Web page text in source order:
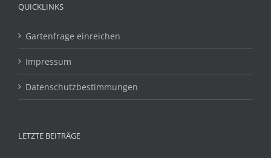
QUICKLINKS
Gartenfrage einreichen
Impressum
Datenschutzbestimmungen
LETZTE BEITRÄGE